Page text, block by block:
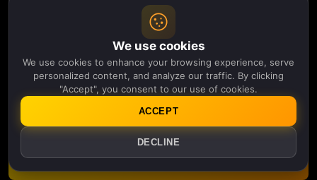
Bomba atomowa stworzyła kryształ,
którego chemia nie potrafi podrobić
2 miesiące, 3 tygodnie ago
We use cookies
We use cookies to enhance your browsing experience, serve
personalized content, and analyze our traffic. By clicking
"Accept", you consent to our use of cookies.
DECLINE
ACCEPT